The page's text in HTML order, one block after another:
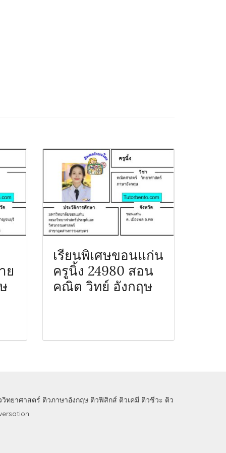
ย
เรียนพิเศษขอนแก่น
ครูนิ้ง 24980 สอน
คณิต วิทย์ อังกฤษ
วิทยาศาสตร์ ติวภาษาอังกฤษ ติวฟิสิกส์ ติวเคมี ติวชีวะ ติว